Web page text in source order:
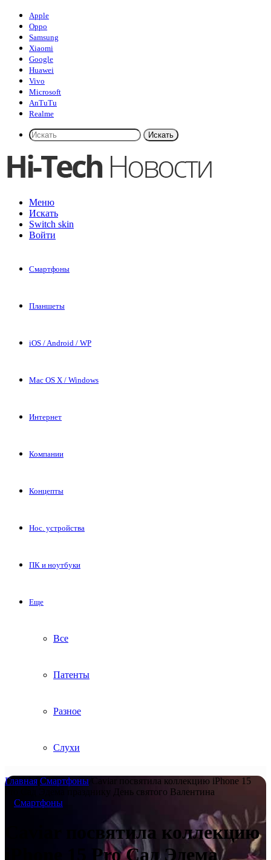
Apple
Oppo
Samsung
Xiaomi
Google
Huawei
Vivo
Microsoft
AnTuTu
Realme
Искать
Меню
Искать
Switch skin
Войти
Смартфоны
Планшеты
iOS / Android / WP
Mac OS X / Windows
Интернет
Компании
Концепты
Нос. устройства
ПК и ноутбуки
Еще
Все
Патенты
Разное
Слухи
Главная Смартфоны
Caviar посвятила коллекцию iPhone 15
Pro Сад Эдема празднику День святого Валентина
Смартфоны
Caviar посвятила коллекцию
iPhone 15 Pro Сад Эдема